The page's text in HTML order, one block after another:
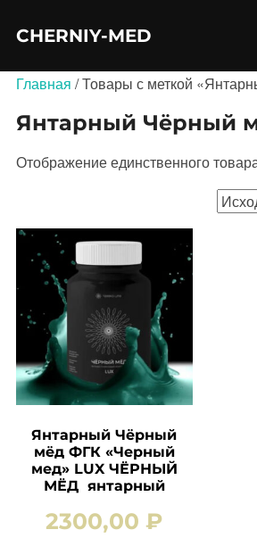
CHERNIY-MED
Главная / Товары с меткой
Янтарный Чёрный
Отображение единственного
Янтарный Чёрный
мёд ФГК «Черный
мед» LUX ЧЁРНЫЙ
МЁД янтарный
2300,00₽